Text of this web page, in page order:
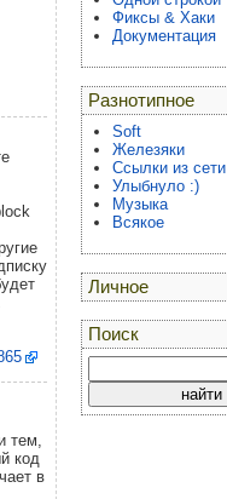
тем,
код
в
Фиксы & Хаки
Документация
Разнотипное
Soft
Железяки
Ссылки из сети
Улыбнуло :)
Музыка
Всякое
Личное
Поиск